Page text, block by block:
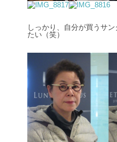
しっかり、自分が買うサ
たい（笑）